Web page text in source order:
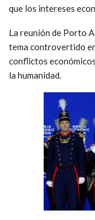
que los intereses
La reunión de Porto
tema controvertido
conflictos
la humanidad.